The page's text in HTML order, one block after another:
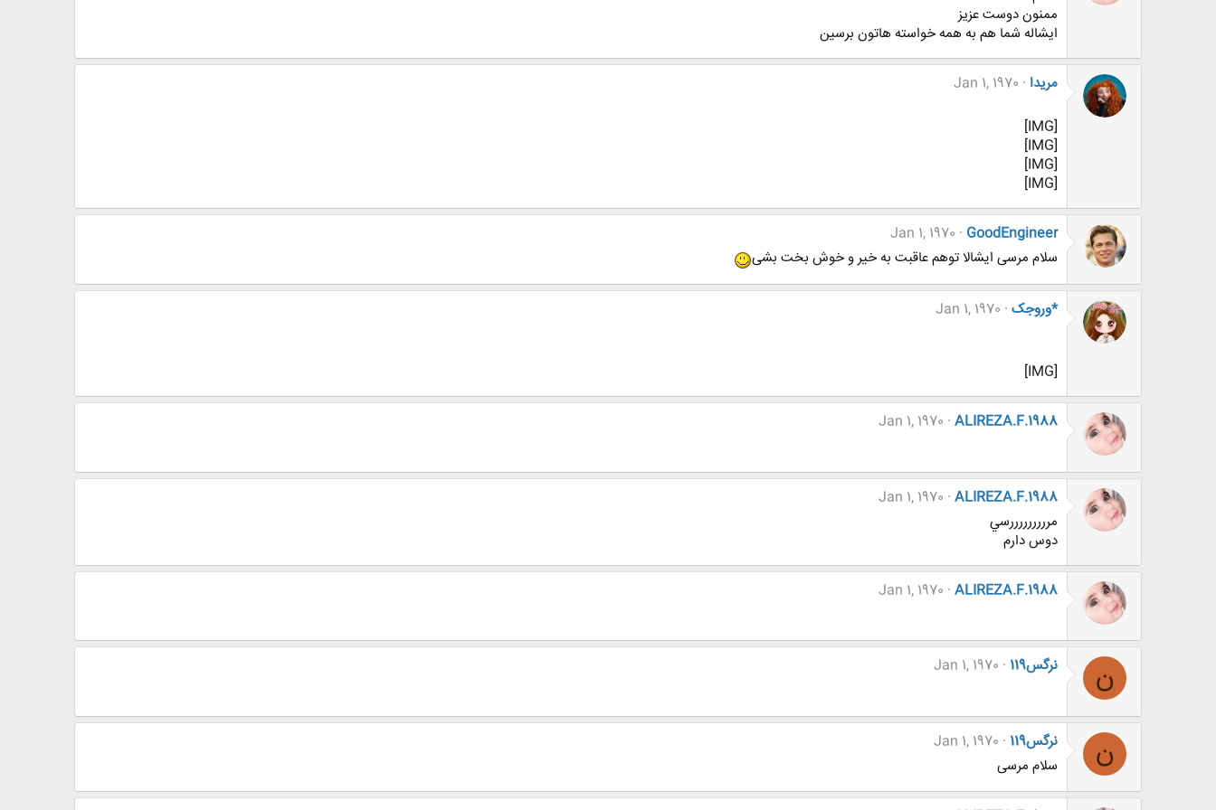
ممنون دوست عزيز
ايشاله شما هم به همه خواسته هاتون برسين
مریدا Jan 1, 1970
[IMG]
[IMG]
[IMG]
[IMG]
GoodEngineer
Jan 1, 1970
سلام مرسی ایشالا توهم عاقبت به خیر و خوش بخت بشی
*وروجک Jan 1, 1970
[IMG]
ALIREZA.F.1988
Jan 1, 1970
ALIREZA.F.1988
Jan 1, 1970
مرررررررررسي
دوس دارم
ALIREZA.F.1988
Jan 1, 1970
ن نرگس119 Jan 1, 1970
ن نرگس119
Jan 1, 1970
سلام مرسی